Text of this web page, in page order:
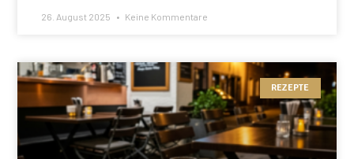
26. August 2025 Keine Kommentare
REZEPTE